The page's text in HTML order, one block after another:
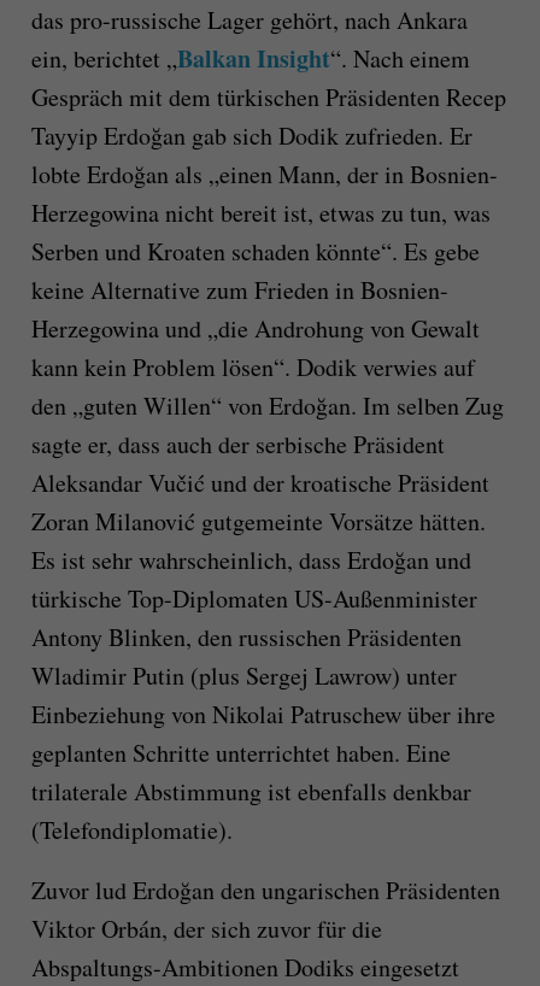
das pro-russische Lager gehört, nach Ankara
ein, berichtet „Balkan Insight“. Nach einem
Gespräch mit dem türkischen Präsidenten Recep
Tayyip Erdoğan gab sich Dodik zufrieden. Er
lobte Erdoğan als „einen Mann, der in Bosnien-
Herzegowina nicht bereit ist, etwas zu tun, was
Serben und Kroaten schaden könnte“. Es gebe
keine Alternative zum Frieden in Bosnien-
Herzegowina und „die Androhung von Gewalt
kann kein Problem lösen“. Dodik verwies auf
den „guten Willen“ von Erdoğan. Im selben Zug
sagte er, dass auch der serbische Präsident
Aleksandar Vučić und der kroatische Präsident
Zoran Milanović gutgemeinte Vorsätze hätten.
Es ist sehr wahrscheinlich, dass Erdoğan und
türkische Top-Diplomaten US-Außenminister
Antony Blinken, den russischen Präsidenten
Wladimir Putin (plus Sergej Lawrow) unter
Einbeziehung von Nikolai Patruschew über ihre
geplanten Schritte unterrichtet haben. Eine
trilaterale Abstimmung ist ebenfalls denkbar
(Telefondiplomatie).
Zuvor lud Erdoğan den ungarischen Präsidenten
Viktor Orbán, der sich zuvor für die
Abspaltungs-Ambitionen Dodiks eingesetzt